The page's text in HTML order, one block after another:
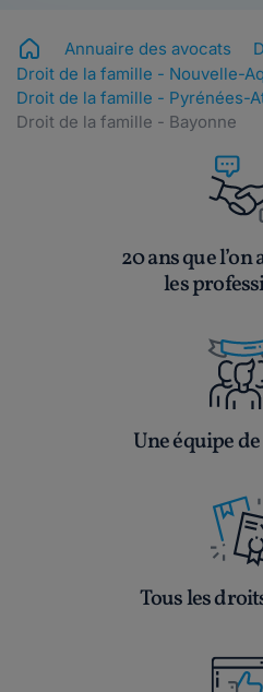
Annuaire des avocats
Droit de la famille - Nouvelle-
Droit de la famille - Pyrénées-
Droit de la famille - Bayonne
20 ans que
les
Une équipe
Tous les